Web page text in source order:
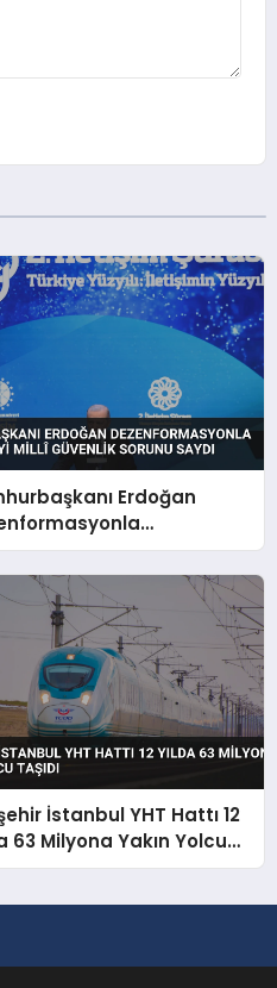
Erdoğan
Millî Güvenlik
Saydı
İstanbul YHT Hattı 12
63 Milyona Yakın Yolcu